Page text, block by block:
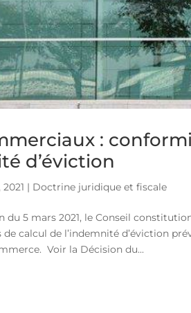
:
d’éviction
| Doctrine juridique et fiscale
du 5 mars 2021, le Conseil
calcul de l’indemnité d’éviction
Voir la Décision du...